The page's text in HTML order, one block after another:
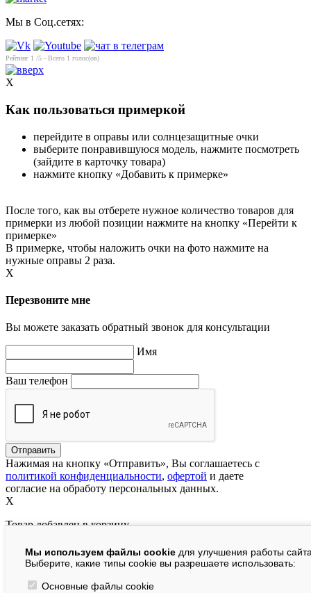
Мы в Соц.сетях:
Рейтинг 1 /5 - Всего 1 голос(ов)
Мы используем файлы cookie для улучшения работы
Выберите, какие типы cookie вы разрешаете использовать:
Основные файлы cookie
X
Как пользоваться примеркой
перейдите в оправы или солнцезащитные очки
выберите понравившуюся модель, нажмите посмотреть
(зайдите в карточку товара)
нажмите кнопку «Добавить к примерке»
После того, как вы отберете нужное количество товаров для
примерки из любой позиции нажмите на кнопку «Перейти к
примерке»
В примерке, чтобы наложить очки на фото нажмите на
нужные оправы 2 раза.
X
Перезвоните мне
Вы можете заказать обратный звонок для консультации
Имя
Ваш телефон
Нажимая на кнопку «Отправить», Вы соглашаетесь с
политикой конфиденциальности, офертой и даете
согласие на обработу персональных данных.
X
Товар добавлен в корзину
В корзине:шт.